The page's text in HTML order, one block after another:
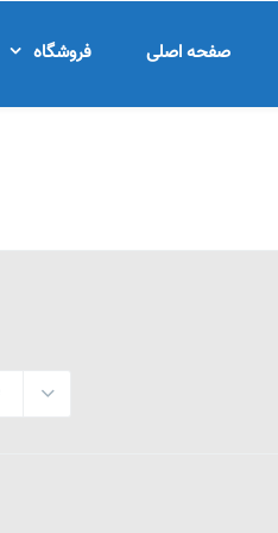
صفحه اصلی فروشگاه